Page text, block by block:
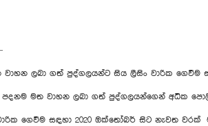
ලබා ගත් පුද්ගලයන්ට සිය ලීසිං වාරික ගෙවීම
මත වාහන ලබා ගත් පුද්ගලයන්ගෙන් අධික
ගෙවීම සඳහා 2020 ඔක්තෝබර් සිට නැවත